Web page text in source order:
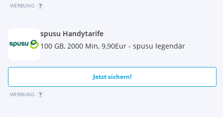
WERBUNG
spusu Handytarife
100 GB, 2000 Min, 9,90Eur - spusu legendär
Jetzt sichern!
WERBUNG